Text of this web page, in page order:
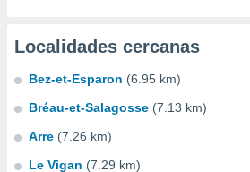
Localidades cercanas
Bez-et-Esparon (6.95 km)
Bréau-et-Salagosse (7.13 km)
Arre (7.26 km)
Le Vigan (7.29 km)